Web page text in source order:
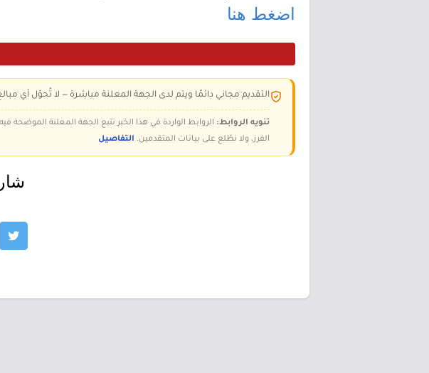
اضغط هنا
التقديم مجاني دائمًا ويتم لدى الجهة المعلنة مباشرة — لا تُحوّل أي
تنويه الروابط: الروابط الواردة في هذا الخبر تتبع الجهة المعلنة
الفرز، ولا نطّلع على بيانات المتقدمين. التفاصيل